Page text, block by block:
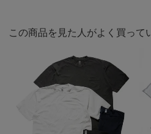
この商品を見た人がよく買って